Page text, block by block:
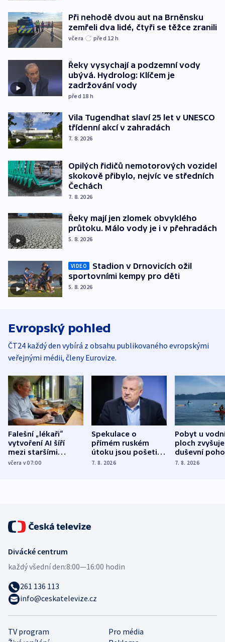
Při nehodě dvou aut na Brněnsku
zemřeli dva lidé, čtyři se těžce zranili
včera před 12 h
Řeky vysychají a podzemní vody
ubývá. Hydrolog: Klíčem je
zadržování vody
před 18 h
Vila Tugendhat slaví 25 let v UNESCO
třídenní akcí v zahradách
7. 8. 2026
Opilých řidičů nemotorových vozidel
skokově přibylo, nejvíc ve středních
Čechách
7. 8. 2026
Řeky mají jen zlomek obvyklého
průtoku. Málo vody je i v přehradách
5. 8. 2026
VIDEO
Stadion v Drnovicích ožil
sportovními kempy pro děti
5. 8. 2026
Evropský pohled
ČT24 každý den vybírá z obsahu publikovaného evropskými
veřejnými médii, členy Eurovize.
Falešní „lékaři“
vytvoření AI šíří
mezi staršími
Poláky nebezpečné
včera v 07:00
Spekulace o
přímém ruském
útoku jsou pošetilé,
míní estonský
7. 8. 2026
Pobyt u
ploch zvyšuje
duševní
ukázala
7. 8. 2026
TV program
Pro média
Divácké centrum
každý všední den:8:00—16:00 hodin
261 136 113
info@ceskatelevize.cz